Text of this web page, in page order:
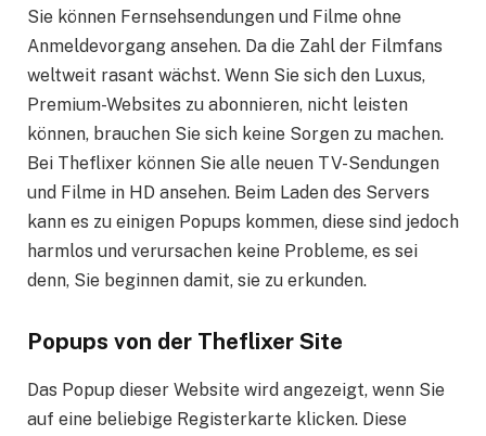
Sie können Fernsehsendungen und Filme ohne
Anmeldevorgang ansehen. Da die Zahl der Filmfans
weltweit rasant wächst. Wenn Sie sich den Luxus,
Premium-Websites zu abonnieren, nicht leisten
können, brauchen Sie sich keine Sorgen zu machen.
Bei Theflixer können Sie alle neuen TV-Sendungen
und Filme in HD ansehen. Beim Laden des Servers
kann es zu einigen Popups kommen, diese sind jedoch
harmlos und verursachen keine Probleme, es sei
denn, Sie beginnen damit, sie zu erkunden.
Popups von der Theflixer Site
Das Popup dieser Website wird angezeigt, wenn Sie
auf eine beliebige Registerkarte klicken. Diese